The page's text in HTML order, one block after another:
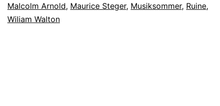
Malcolm Arnold, Maurice Steger, Musiksommer, Ruine,
Wiliam Walton